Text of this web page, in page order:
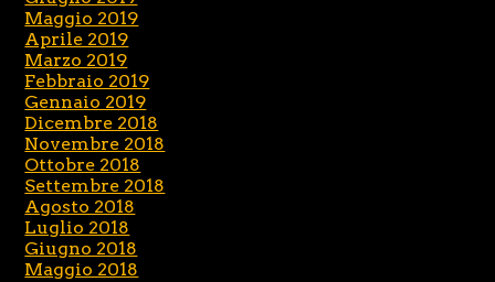
Maggio 2019
Aprile 2019
Marzo 2019
Febbraio 2019
Gennaio 2019
Dicembre 2018
Novembre 2018
Ottobre 2018
Settembre 2018
Agosto 2018
Luglio 2018
Giugno 2018
Maggio 2018